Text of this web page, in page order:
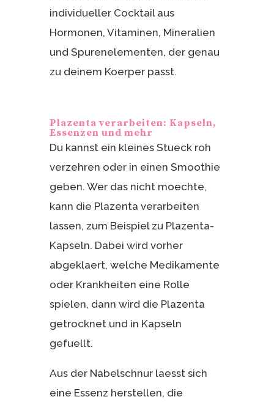
individueller Cocktail aus
Hormonen, Vitaminen, Mineralien
und Spurenelementen, der genau
zu deinem Koerper passt.
Plazenta verarbeiten: Kapseln,
Essenzen und mehr
Du kannst ein kleines Stueck roh
verzehren oder in einen Smoothie
geben. Wer das nicht moechte,
kann die Plazenta verarbeiten
lassen, zum Beispiel zu Plazenta-
Kapseln. Dabei wird vorher
abgeklaert, welche Medikamente
oder Krankheiten eine Rolle
spielen, dann wird die Plazenta
getrocknet und in Kapseln
gefuellt.
Aus der Nabelschnur laesst sich
eine Essenz herstellen, die